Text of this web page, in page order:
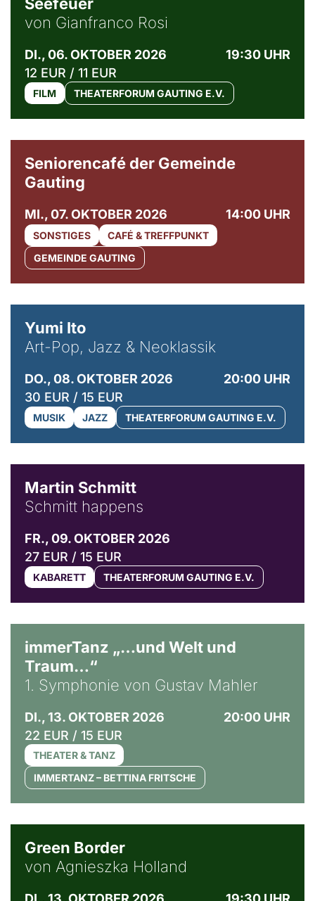
von Gianfranco Rosi
DI., 06. OKTOBER 2026
19:30 UHR
12 EUR / 11 EUR
FILM THEATERFORUM GAUTING E.V.
Seniorencafé der Gemeinde
Gauting
MI., 07. OKTOBER 2026 14:00 UHR
SONSTIGES
CAFÉ & TREFFPUNKT
GEMEINDE GAUTING
Yumi Ito
Art-Pop, Jazz & Neoklassik
DO., 08. OKTOBER 2026
20:00 UHR
30 EUR / 15 EUR
MUSIK JAZZ THEATERFORUM GAUTING E.V.
Martin Schmitt
Schmitt happens
FR., 09. OKTOBER 2026
27 EUR / 15 EUR
KABARETT THEATERFORUM GAUTING E.V.
immerTanz „…und Welt und
Traum…“
1. Symphonie von Gustav Mahler
DI., 13. OKTOBER 2026
20:00 UHR
22 EUR / 15 EUR
THEATER & TANZ
IMMERTANZ – BETTINA FRITSCHE
Green Border
von Agnieszka Holland